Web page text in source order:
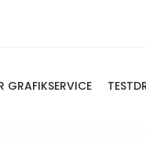
GRAFIKSERVICE